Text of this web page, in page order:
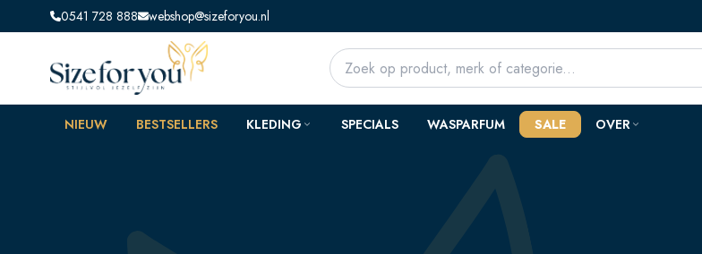
0541 728 888 webshop@sizeforyou.nl
NIEUW BESTSELLERS KLEDING SPECIALS WASPARFUM SALE OVER